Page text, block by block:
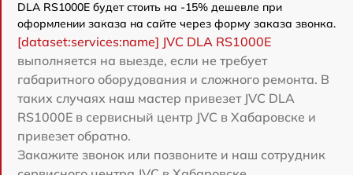
DLA RS1000E будет стоить на -15% дешевле при
оформлении заказа на сайте через форму заказа звонка.
[dataset:services:name] JVC DLA RS1000E
выполняется на выезде, если не требует
габаритного оборудования и сложного ремонта. В
таких случаях наш мастер привезет JVC DLA
RS1000E в сервисный центр JVC в Хабаровске и
привезет обратно.
Закажите звонок или позвоните и наш сотрудник